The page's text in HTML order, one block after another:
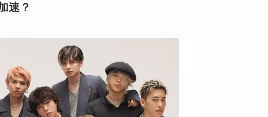
速？